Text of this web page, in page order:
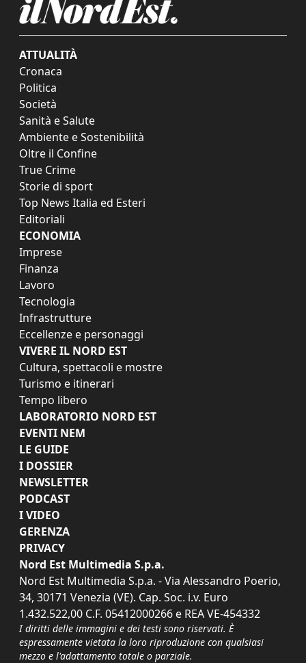
ATTUALITÀ
Cronaca
Politica
Società
Sanità e Salute
Ambiente e Sostenibilità
Oltre il Confine
True Crime
Storie di sport
Top News Italia ed Esteri
Editoriali
ECONOMIA
Imprese
Finanza
Lavoro
Tecnologia
Infrastrutture
Eccellenze e personaggi
VIVERE IL NORD EST
Cultura, spettacoli e mostre
Turismo e itinerari
Tempo libero
LABORATORIO NORD EST
EVENTI NEM
LE GUIDE
I DOSSIER
NEWSLETTER
PODCAST
I VIDEO
GERENZA
PRIVACY
Nord Est Multimedia S.p.a.
Nord Est Multimedia S.p.a. - Via Alessandro Poerio,
34, 30171 Venezia (VE). Cap. Soc. i.v. Euro
1.432.522,00 C.F. 05412000266 e REA VE-454332
I diritti delle immagini e dei testi sono riservati. È
espressamente vietata la loro riproduzione con qualsiasi
mezzo e l'adattamento totale o parziale.